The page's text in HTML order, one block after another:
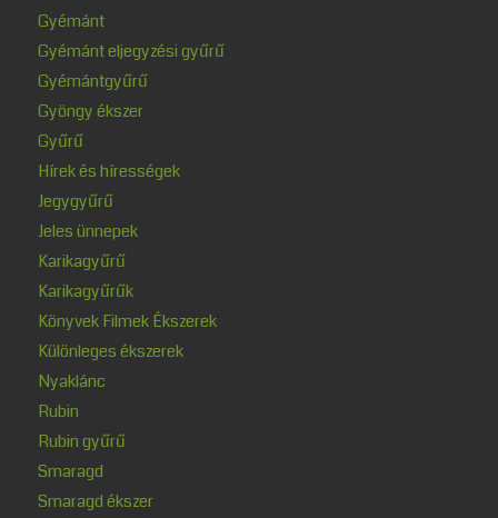
Gyémánt
Gyémánt eljegyzési gyűrű
Gyémántgyűrű
Gyöngy ékszer
Gyűrű
Hírek és hírességek
Jegygyűrű
Jeles ünnepek
Karikagyűrű
Karikagyűrűk
Könyvek Filmek Ékszerek
Különleges ékszerek
Nyaklánc
Rubin
Rubin gyűrű
Smaragd
Smaragd ékszer